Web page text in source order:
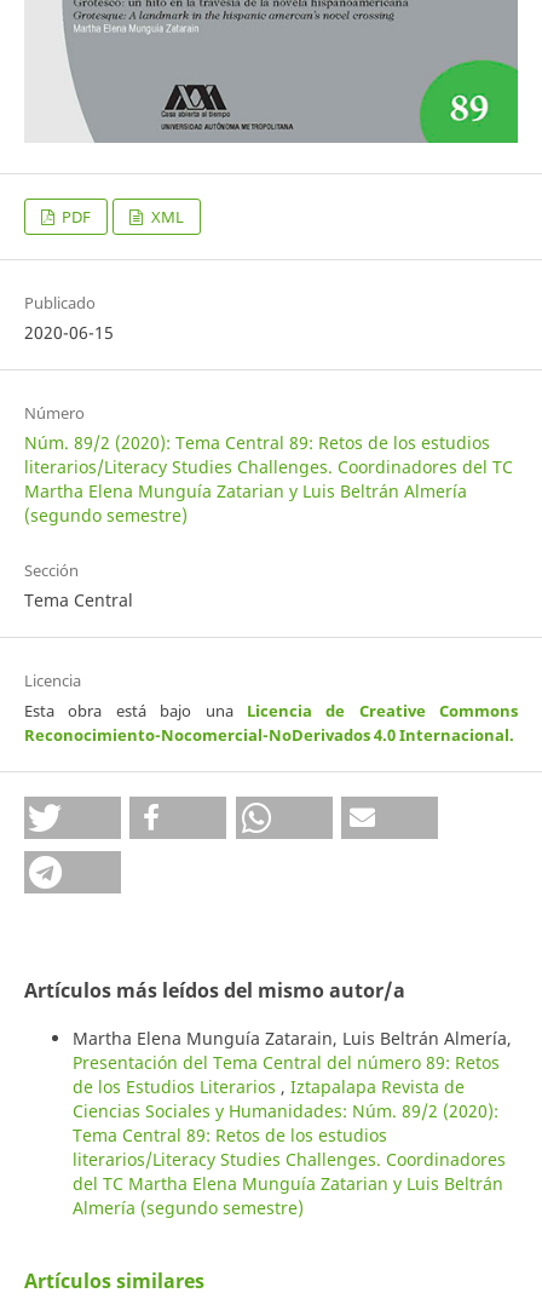
PDF XML
Publicado
2020-06-15
Número
Núm. 89/2 (2020): Tema Central 89: Retos de los estudios
literarios/Literacy Studies Challenges. Coordinadores del TC
Martha Elena Munguía Zatarian y Luis Beltrán Almería
(segundo semestre)
Sección
Tema Central
Licencia
Esta obra está bajo una Licencia de Creative Commons
Reconocimiento-Nocomercial-NoDerivados 4.0 Internacional.
Artículos más leídos del mismo autor/a
Martha Elena Munguía Zatarain, Luis Beltrán Almería,
Presentación del Tema Central del número 89: Retos
de los Estudios Literarios , Iztapalapa Revista de
Ciencias Sociales y Humanidades: Núm. 89/2 (2020):
Tema Central 89: Retos de los estudios
literarios/Literacy Studies Challenges. Coordinadores
del TC Martha Elena Munguía Zatarian y Luis Beltrán
Almería (segundo semestre)
Artículos similares